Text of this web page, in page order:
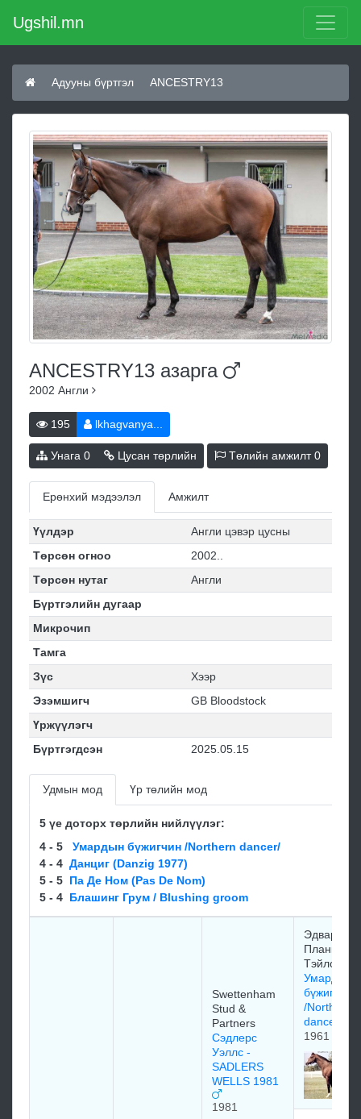
Ugshil.mn
Адууны бүртгэл ANCESTRY13
ANCESTRY13 азарга
2002 Англи
195 lkhagvanya...
Унага 0 Цусан төрлийн Төлийн амжилт0
Ерөнхий мэдээлэл Амжилт
Үүлдэр
Англи цэвэр цусны
Төрсөн огноо
2002..
Төрсөн нутаг
Англи
Бүртгэлийн дугаар
Микрочип
Тамга
Зүс
Хээр
Эзэмшигч
GB Bloodstock
Үржүүлэгч
Бүртгэгдсэн
2025.05.15
Удмын мод Үр төлийн мод
5 үе доторх төрлийн нийлүүлэг:
4 - 5
Умардын бүжигчин /Northern dancer/
4 - 4 Данциг (Danzig 1977)
5 - 5 Па Де Нoм (Pas De Nom)
5 - 4 Блашинг Грум / Blushing groom
Swettenham
Stud &
Partners
Сэдлерс
Уэллс -
SADLERS
WELLS 1981
1981
Эдваpд
Планкетт
Тэйлop
Умардын
бүжигчин
/Northern
dancer/
1961